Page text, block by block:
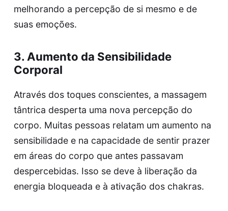
melhorando a percepção de si mesmo e de
suas emoções.
3. Aumento da Sensibilidade
Corporal
Através dos toques conscientes, a massagem
tântrica desperta uma nova percepção do
corpo. Muitas pessoas relatam um aumento na
sensibilidade e na capacidade de sentir prazer
em áreas do corpo que antes passavam
despercebidas. Isso se deve à liberação da
energia bloqueada e à ativação dos chakras.